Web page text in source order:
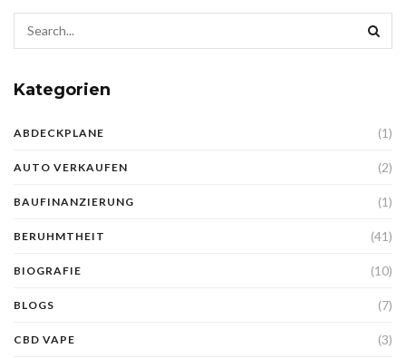
Kategorien
ABDECKPLANE (1)
AUTO VERKAUFEN (2)
BAUFINANZIERUNG (1)
BERUHMTHEIT (41)
BIOGRAFIE (10)
BLOGS (7)
CBD VAPE (3)